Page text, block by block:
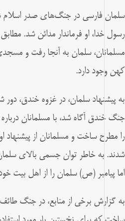
سلمان فارسی در جنگ‌های صدر
رسول خدا، او فرماندار مدائن شد.
مسلمانان، سلمان به آنجا رفت و
کهن وجود دارد.
به پیشنهاد سلمان، در غزوه خندق،
جنگ خندق آگاه شد، با مسلمانان
را مطرح ساخت و مسلمانان از پیشنهاد
شدند. به‌ خاطر توان جسمی بالای
اما پیامبر (ص) سلمان را از اهل بیت
به گزارش برخی از منابع، در جنگ